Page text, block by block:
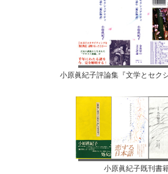
小原眞紀子評論集『文学とセク
小原眞紀子既刊書